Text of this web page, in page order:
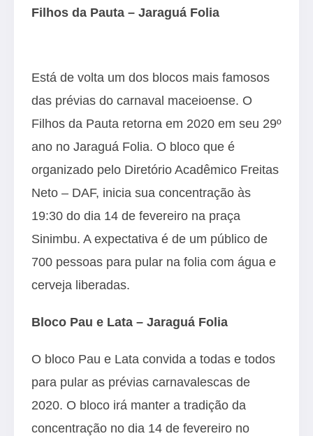
Filhos da Pauta – Jaraguá Folia
Está de volta um dos blocos mais famosos
das prévias do carnaval maceioense. O
Filhos da Pauta retorna em 2020 em seu 29º
ano no Jaraguá Folia. O bloco que é
organizado pelo Diretório Acadêmico Freitas
Neto – DAF, inicia sua concentração às
19:30 do dia 14 de fevereiro na praça
Sinimbu. A expectativa é de um público de
700 pessoas para pular na folia com água e
cerveja liberadas.
Bloco Pau e Lata – Jaraguá Folia
O bloco Pau e Lata convida a todas e todos
para pular as prévias carnavalescas de
2020. O bloco irá manter a tradição da
concentração no dia 14 de fevereiro no